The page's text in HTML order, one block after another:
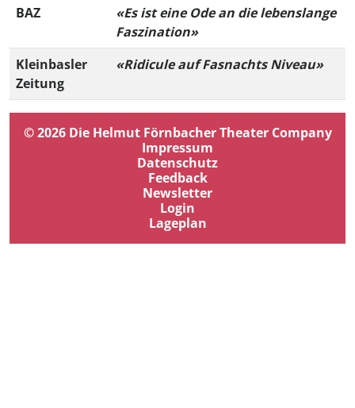
BAZ
«Es ist eine Ode an die lebenslange
Faszination»
Kleinbasler
Zeitung
«Ridicule auf Fasnachts Niveau»
© 2026 Die Helmut Förnbacher Theater Company
Impressum
Datenschutz
Feedback
Newsletter
Login
Lageplan